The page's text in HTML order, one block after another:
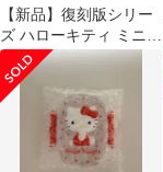
【新品】復刻版シリー
ズ ハローキティ ミニ
エコバッグ 新作チュー
リップ水やり柄 レッド
限定デザイン HELLO
KITTY サンリオ 昭和レ
パッカブル エコ プール